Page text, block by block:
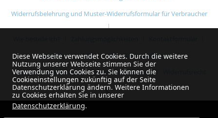
Widerrufsbelehrung und Muster-Widerrufsformular für Verbraucher
Impressum
AGB
Liefer- & Versandkosten
Datenschutzerklärung und Datenschutzhinweise
Diese Webseite verwendet Cookies. Durch die weitere
Nutzung unserer Webseite stimmen Sie der
Verwendung von Cookies zu. Sie können die
Cookieeinstellungen zukünftig auf der Seite
Datenschutzerklärung ändern. Weitere Informationen
zu Cookies erhalten Sie in unserer
Datenschutzerklärung.